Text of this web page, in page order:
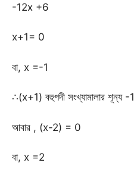
-12x +6
x+1= 0
বা, x =-1
∴(x+1) বহুপদী সংখ্যামালার শূন্য -1
আবার , (x-2) = 0
বা, x =2